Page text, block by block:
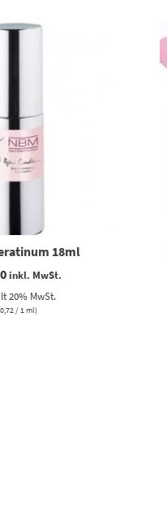
18ml
inkl. MwSt.
20% MwSt.
0,72 / 1 ml)